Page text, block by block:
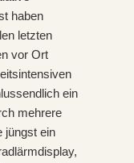
haben
letzten
vor Ort
ein
mehrere
jüngst ein